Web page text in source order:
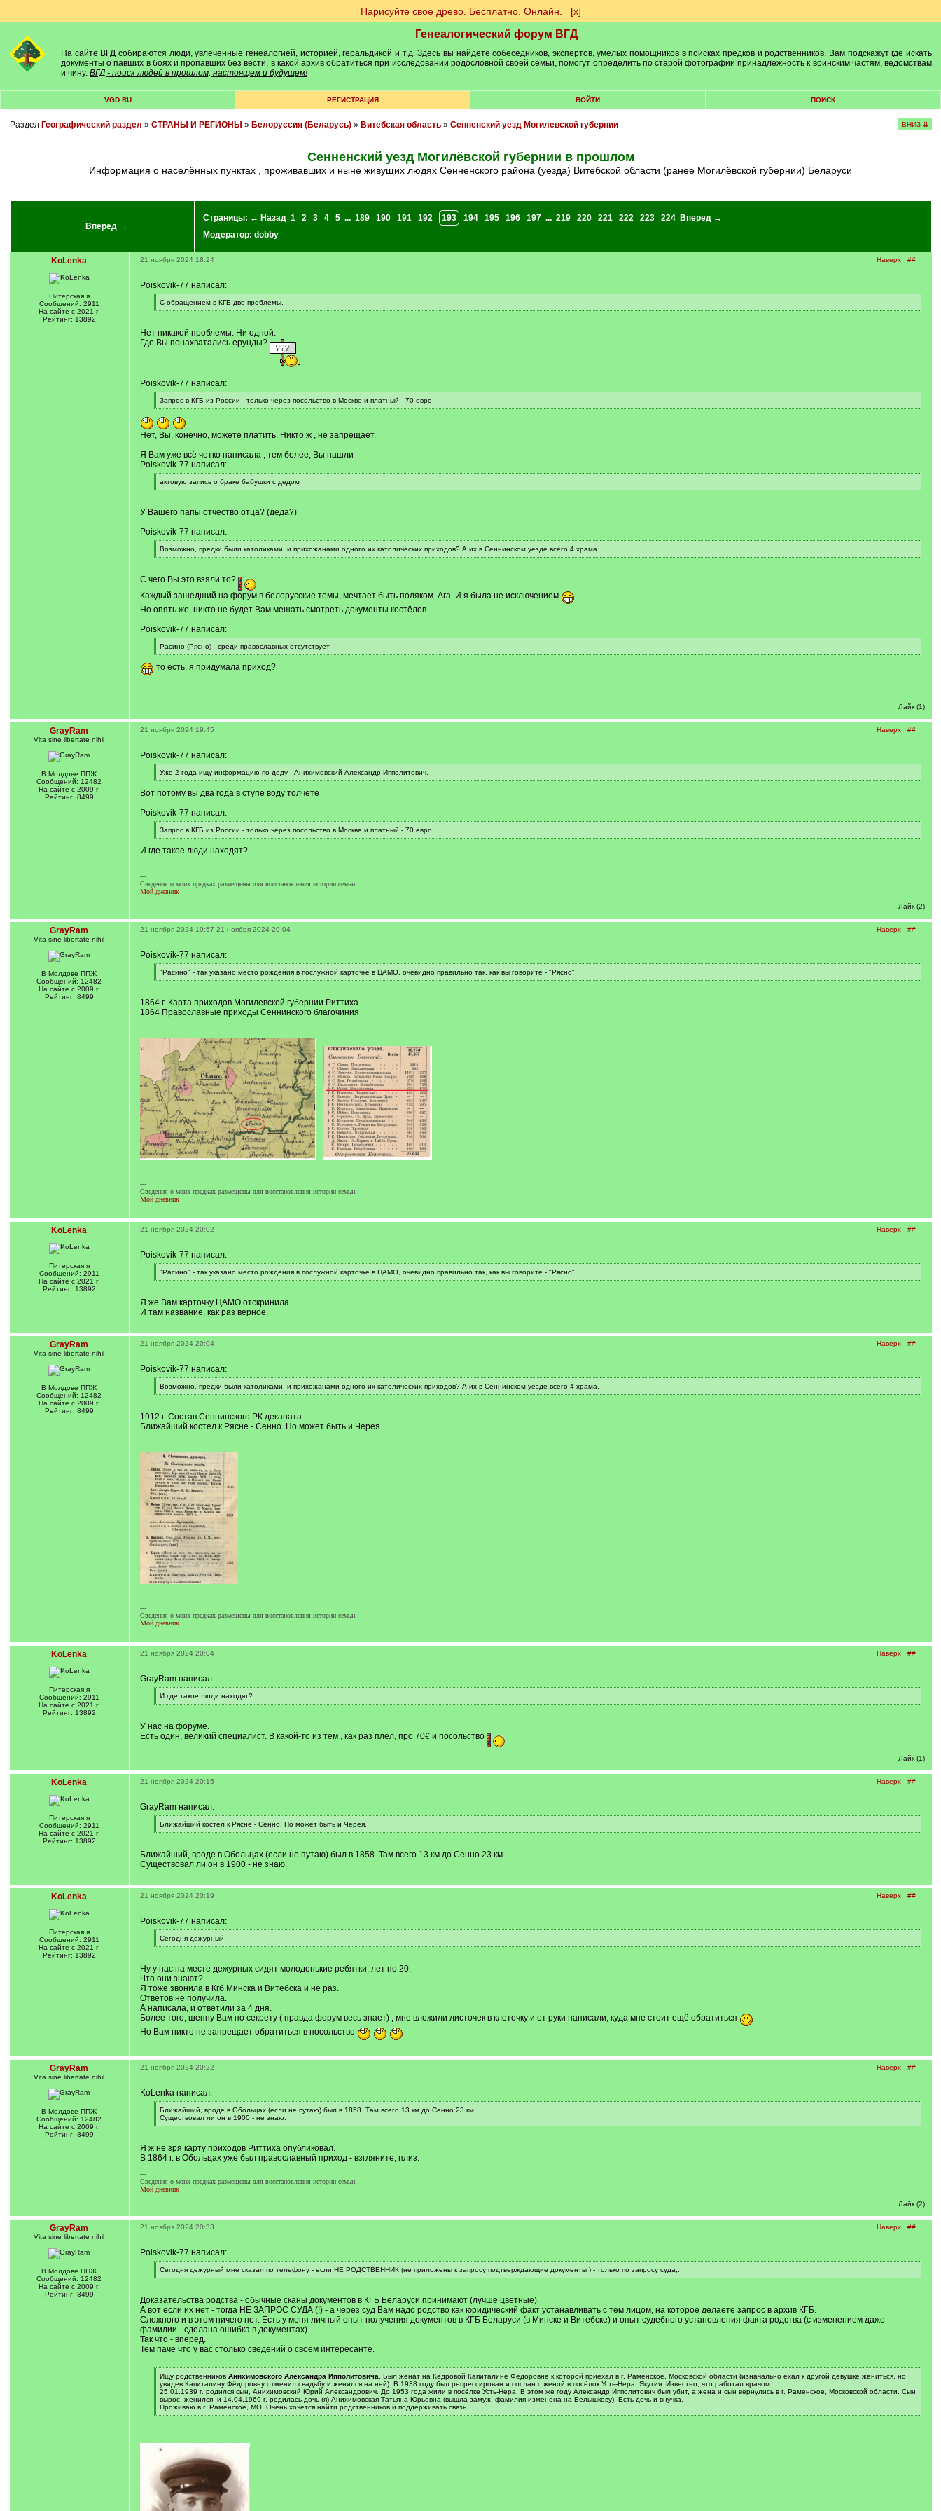
Нарисуйте свое древо. Бесплатно. Онлайн. [х]
Генеалогический форум ВГД
На сайте ВГД собираются люди, увлеченные генеалогией, историей, геральдикой и т.д. Здесь вы найдете собеседников, экспертов, умелых помощников в поисках предков и родственников. Вам подскажут где искать
документы о павших в боях и пропавших без вести, в какой архив обратиться при исследовании родословной своей семьи, помогут определить по старой фотографии принадлежность к воинским частям, ведомствам
и чину. ВГД - поиск людей в прошлом, настоящем и будущем!
VGD.RU РЕГИСТРАЦИЯ ВОЙТИ ПОИСК
Раздел Географический раздел » СТРАНЫ И РЕГИОНЫ » Белоруссия (Беларусь)» Витебская область» Сенненский уезд Могилевской губернии ВНИЗ ⇊
Сенненский уезд Могилёвской губернии в прошлом
Информация о населённых пунктах , проживавших и ныне живущих людях Сенненского района (уезда) Витебской области (ранее Могилёвской губернии) Беларуси
Вперед →
Страницы: ← Назад 1 2 3 4 5 ... 189 190 191 192 193 194 195 196 197 ... 219 220 221 222 223 224
Вперед →
Модератор: dobby
KoLenka
Питерская я
Сообщений: 2911
На сайте с 2021 г.
Рейтинг: 13892
Наверх ##
21 ноября 2024 18:24
Poiskovik-77 написал:
[
q
С обращением в КГБ две проблемы.
[
]
Нет никакой проблемы. Ни одной.
Где Вы понахватались ерунды?
Poiskovik-77 написал:
[
q
Запрос в КГБ из России - только через посольство в Москве и платный - 70 евро.
[
/
q
]
Нет, Вы, конечно, можете платить. Никто ж , не запрещает.
Я Вам уже всё четко написала , тем более, Вы нашли
Poiskovik-77 написал:
[
q
актовую запись о браке бабушки с дедом
[
]
У Вашего папы отчество отца? (деда?)
Poiskovik-77 написал:
[
q
Возможно, предки были католиками, и прихожанами одного их католических приходов? А их в Сеннинском уезде всего 4 храма
[
]
С чего Вы это взяли то?
Каждый зашедший на форум в белорусские темы, мечтает быть поляком. Ага. И я была не исключением
Но опять же, никто не будет Вам мешать смотреть документы костёлов.
Poiskovik-77 написал:
[
q
Расино (Рясно) - среди православных отсутствует
[
q
то есть, я придумала приход?
Лайк (1)
GrayRam
Vita sine libertate nihil
В Молдове ППЖ
Сообщений: 12482
На сайте с 2009 г.
Рейтинг: 8499
Наверх ##
21 ноября 2024 19:45
Poiskovik-77 написал:
[
q
Уже 2 года ищу информацию по деду - Анихимовский Александр Ипполитович.
[
q
Вот потому вы два года в ступе воду толчете
Poiskovik-77 написал:
[
q
Запрос в КГБ из России - только через посольство в Москве и платный - 70 евро.
[
q
И где такое люди находят?
---
Сведения о моих предках размещены для восстановления истории семьи.
Мой дневник
Лайк (2)
GrayRam
Vita sine libertate nihil
В Молдове ППЖ
Сообщений: 12482
На сайте с 2009 г.
Рейтинг: 8499
Наверх ##
21 ноября 2024 19:57 21 ноября 2024 20:04
Poiskovik-77 написал:
[
q
"Расино" - так указано место рождения в послужной карточке в ЦАМО, очевидно правильно так, как вы говорите - "Рясно"
[
]
1864 г. Карта приходов Могилевской губернии Риттиха
1864 Православные приходы Сеннинского благочиния
---
Сведения о моих предках размещены для восстановления истории семьи.
Мой дневник
KoLenka
Питерская я
Сообщений: 2911
На сайте с 2021 г.
Рейтинг: 13892
Наверх ##
21 ноября 2024 20:02
Poiskovik-77 написал:
[
q
"Расино" - так указано место рождения в послужной карточке в ЦАМО, очевидно правильно так, как вы говорите - "Рясно"
[
Я же Вам карточку ЦАМО отскринила.
И там название, как раз верное.
GrayRam
Vita sine libertate nihil
В Молдове ППЖ
Сообщений: 12482
На сайте с 2009 г.
Рейтинг: 8499
Наверх ##
21 ноября 2024 20:04
Poiskovik-77 написал:
[
q
Возможно, предки были католиками, и прихожанами одного их католических приходов? А их в Сеннинском уезде всего 4 храма.
[
1912 г. Состав Сеннинского РК деканата.
Ближайший костел к Рясне - Сенно. Но может быть и Черея.
---
Сведения о моих предках размещены для восстановления истории семьи.
Мой дневник
KoLenka
Питерская я
Сообщений: 2911
На сайте с 2021 г.
Рейтинг: 13892
Наверх ##
21 ноября 2024 20:04
GrayRam написал:
[
q
И где такое люди находят?
[
]
У нас на форуме.
Есть один, великий специалист. В какой-то из тем , как раз плёл, про 70€ и посольство
Лайк (1)
KoLenka
Питерская я
Сообщений: 2911
На сайте с 2021 г.
Рейтинг: 13892
Наверх ##
21 ноября 2024 20:15
GrayRam написал:
[
q
Ближайший костел к Рясне - Сенно. Но может быть и Черея.
[
]
Ближайший, вроде в Обольцах (если не путаю) был в 1858. Там всего 13 км до Сенно 23 км
Существовал ли он в 1900 - не знаю.
KoLenka
Питерская я
Сообщений: 2911
На сайте с 2021 г.
Рейтинг: 13892
Наверх ##
21 ноября 2024 20:19
Poiskovik-77 написал:
[
q
Сегодня дежурный
[
]
Ну у нас на месте дежурных сидят молоденькие ребятки, лет по 20.
Что они знают?
Я тоже звонила в Кгб Минска и Витебска и не раз.
Ответов не получила.
А написала, и ответили за 4 дня.
Более того, шепну Вам по секрету ( правда форум весь знает) , мне вложили листочек в клеточку и от руки написали, куда мне стоит ещё обратиться
Но Вам никто не запрещает обратиться в посольство
GrayRam
Vita sine libertate nihil
В Молдове ППЖ
Сообщений: 12482
На сайте с 2009 г.
Рейтинг: 8499
Наверх ##
21 ноября 2024 20:22
KoLenka написал:
[
q
]
Ближайший, вроде в Обольцах (если не путаю) был в 1858. Там всего 13 км до Сенно 23 км
Существовал ли он в 1900 - не знаю.
[
]
Я ж не зря карту приходов Риттиха опубликовал.
В 1864 г. в Обольцах уже был православный приход - взгляните, плиз.
---
Сведения о моих предках размещены для восстановления истории семьи.
Мой дневник
Лайк (2)
GrayRam
Vita sine libertate nihil
В Молдове ППЖ
Сообщений: 12482
На сайте с 2009 г.
Рейтинг: 8499
Наверх ##
21 ноября 2024 20:33
Poiskovik-77 написал:
[
q
Сегодня дежурный мне сказал по телефону - если НЕ РОДСТВЕННИК (не приложены к запросу подтверждающие документы ) - только по запросу суда,.
[
]
Доказательства родства - обычные сканы документов в КГБ Беларуси принимают (лучше цветные).
А вот если их нет - тогда НЕ ЗАПРОС СУДА (!) - а через суд Вам надо родство как юридический факт устанавливать с тем лицом, на которое делаете запрос в архив КГБ.
Сложного и в этом ничего нет. Есть у меня личный опыт получения документов в КГБ Беларуси (в Минске и Витебске) и опыт судебного установления факта родства (с изменением даже
фамилии - сделана ошибка в документах).
Так что - вперед.
Тем паче что у вас столько сведений о своем интересанте.
[
q
]
Ищу родственников Анихимовского Александра Ипполитовича . Был женат на Кедровой Капиталине Фёдоровне к которой приехал в г. Раменское, Московской области (изначально ехал к другой девушке жениться, но
увидев Капиталину Фёдоровну отменил свадьбу и женился на ней). В 1938 году был репрессирован и сослан с женой в посёлок Усть-Нера, Якутия. Известно, что работал врачом.
25.01.1939 г. родился сын, Анихимовский Юрий Александрович. До 1953 года жили в посёлке Усть-Нера. В этом же году Александр Ипполитович был убит, а жена и сын вернулись в г. Раменское, Московской области. Сын
вырос, женился, и 14.04.1969 г. родилась дочь (я) Анихимовская Татьяна Юрьевна (вышла замуж, фамилия изменена на Белышкову). Есть дочь и внучка.
Проживаю в г. Раменское, МО. Очень хочется найти родственников и поддерживать связь.
[